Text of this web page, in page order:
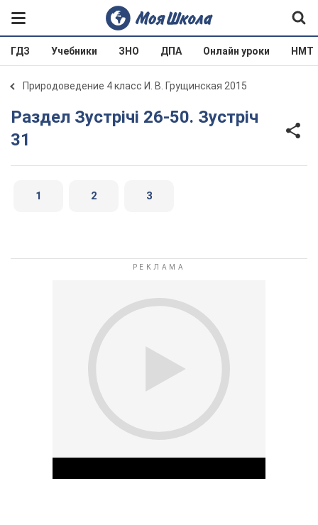
ГДЗ Учебники ЗНО ДПА Онлайн уроки НМТ
Природоведение 4 класс И. В. Грущинская 2015
Раздел Зустрічі 26-50. Зустріч
31
1 2 3